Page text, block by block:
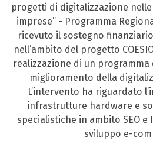
progetti di digitalizzazione
imprese” - Programma
ricevuto il sostegno
nell’ambito del progetto
realizzazione di un
miglioramento della
L’intervento ha riguardato
infrastrutture hardware e
specialistiche in ambito SEO
sviluppo e-